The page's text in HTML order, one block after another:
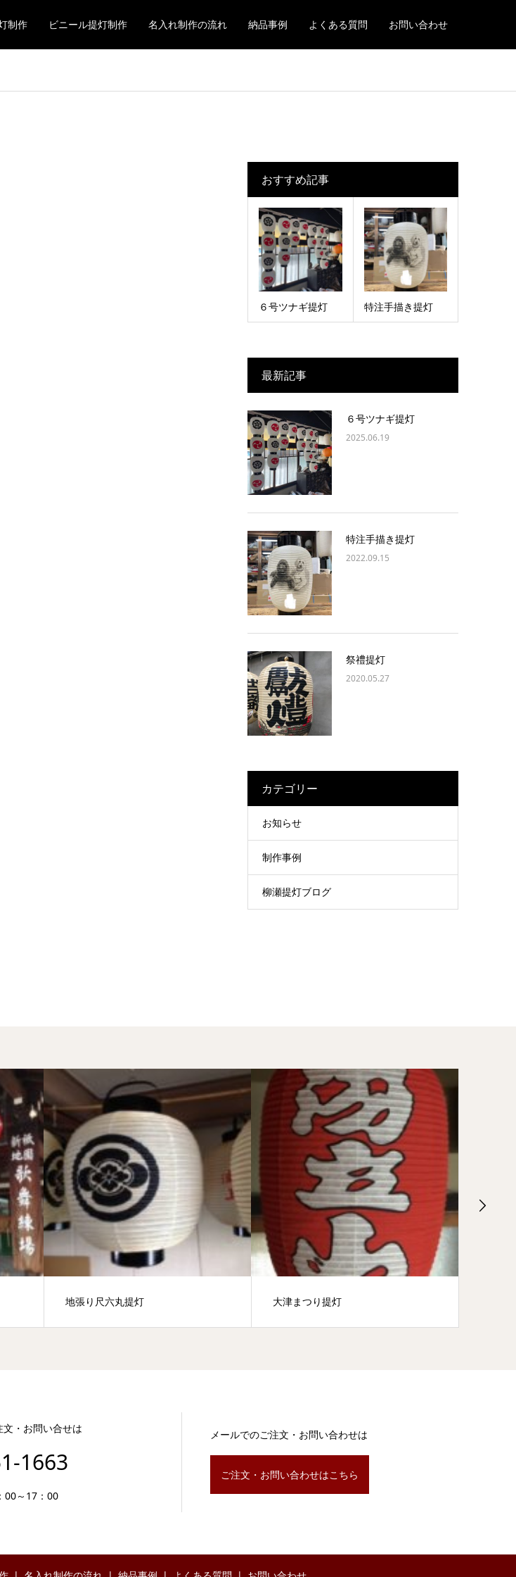
制作 ビニール提灯制作 名入れ制作の流れ 納品事例 よくある質問 お問い合わせ
おすすめ記事
６号ツナギ提灯 特注手描き提灯
最新記事
６号ツナギ提灯
2025.06.19
特注手描き提灯
2022.09.15
祭禮提灯
2020.05.27
カテゴリー
お知らせ
制作事例
柳瀬提灯ブログ
地張り尺六丸提灯 大津まつり提灯
・お問い合せは
1663
～17：00
メールでのご注文・お問い合わせは
ご注文・お問い合わせはこちら